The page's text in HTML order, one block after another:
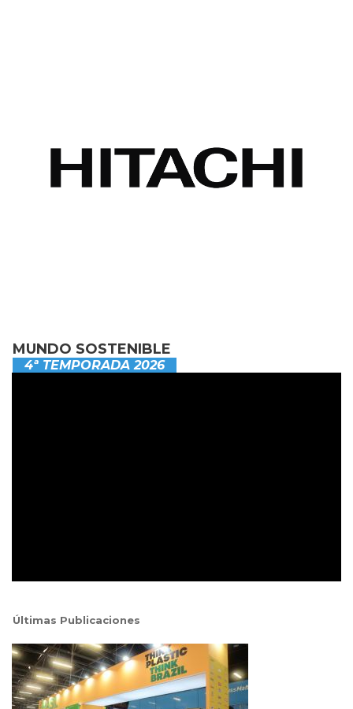
MUNDO SOSTENIBLE
4ª TEMPORADA 2026
Últimas Publicaciones